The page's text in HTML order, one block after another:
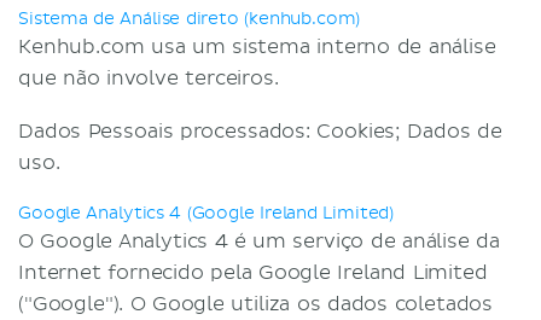
Sistema de Análise direto (kenhub.com)
Kenhub.com usa um sistema interno de análise
que não involve terceiros.
Dados Pessoais processados: Cookies; Dados de
uso.
Google Analytics 4 (Google Ireland Limited)
O Google Analytics 4 é um serviço de análise da
Internet fornecido pela Google Ireland Limited
("Google"). O Google utiliza os dados coletados